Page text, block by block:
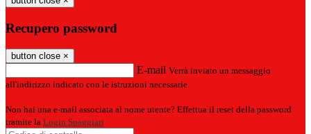
Recupero password
button close ×
E-mail Verrà inviato un messaggio
all'indirizzo indicato con le istruzioni necessarie.
Non hai una e-mail associata al nome utente? Effettua il reset della password
tramite la Login Spaggiari